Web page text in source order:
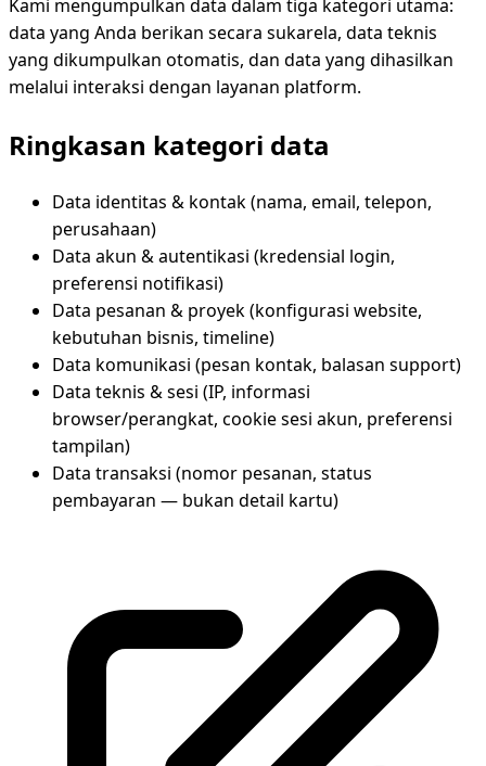
Kami mengumpulkan data dalam tiga kategori utama:
data yang Anda berikan secara sukarela, data teknis
yang dikumpulkan otomatis, dan data yang dihasilkan
melalui interaksi dengan layanan platform.
Ringkasan kategori data
Data identitas & kontak (nama, email, telepon,
perusahaan)
Data akun & autentikasi (kredensial login,
preferensi notifikasi)
Data pesanan & proyek (konfigurasi website,
kebutuhan bisnis, timeline)
Data komunikasi (pesan kontak, balasan support)
Data teknis & sesi (IP, informasi
browser/perangkat, cookie sesi akun, preferensi
tampilan)
Data transaksi (nomor pesanan, status
pembayaran — bukan detail kartu)